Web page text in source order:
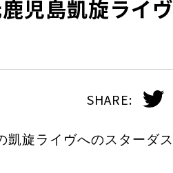
児島凱旋ライヴ
SHARE:
旋ライヴへのスターダス